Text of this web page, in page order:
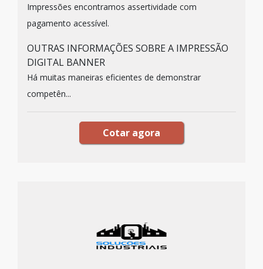
Impressões encontramos assertividade com
pagamento acessível.
OUTRAS INFORMAÇÕES SOBRE A IMPRESSÃO
DIGITAL BANNER
Há muitas maneiras eficientes de demonstrar
competên...
Cotar agora